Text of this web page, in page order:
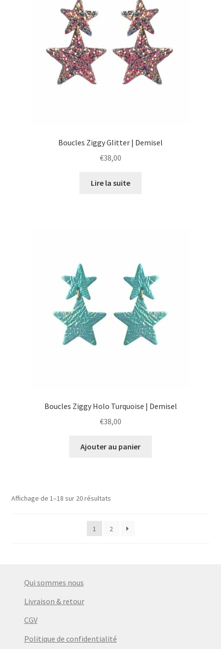
Boucles Ziggy Glitter | Demisel
€38,00
Lire la suite
Boucles Ziggy Holo Turquoise | Demisel
€38,00
Ajouter au panier
Affichage de 1–18 sur 20 résultats
1 2
Qui sommes nous
Livraison & retour
CGV
Politique de confidentialité